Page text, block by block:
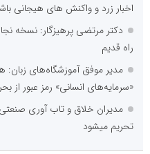
اخبار زرد و واکنش های هیجانی
دکتر مرتضی پرهیزگار: نسخه
راه قدیم
مدیر موفق آموزشگاه‌های زبان:
«سرمایه‌های انسانی» رمز عبور از
مدیران خلاق و تاب آوری
تحریم میشود